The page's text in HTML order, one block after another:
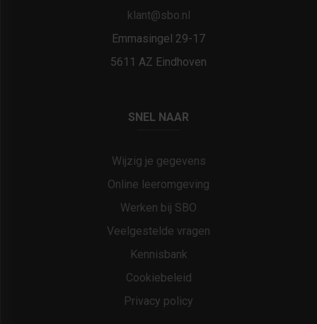
klant@sbo.nl
Emmasingel 29-17
5611 AZ Eindhoven
SNEL NAAR
Wijzig je gegevens
Online leeromgeving
Werken bij SBO
Veelgestelde vragen
Kennisbank
Cookiebeleid
Privacy policy